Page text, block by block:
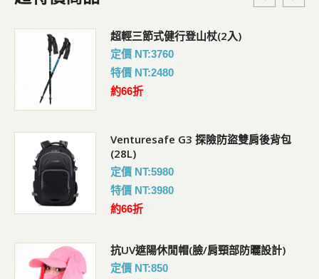
超輕三節式健行登山杖(2入)
定價 NT:3760
特價 NT:2480
約66折
Venturesafe G3 探險防盜雙肩後背包
(28L)
定價 NT:5980
特價 NT:3980
約66折
抗UV遮陽休閒帽(臉/肩頸部防曬設計)
定價 NT:850